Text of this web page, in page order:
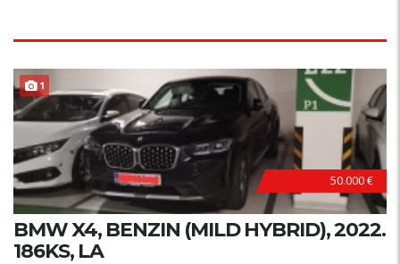
1
50.000 €
BMW X4, BENZIN (MILD HYBRID), 2022.
186KS, LA